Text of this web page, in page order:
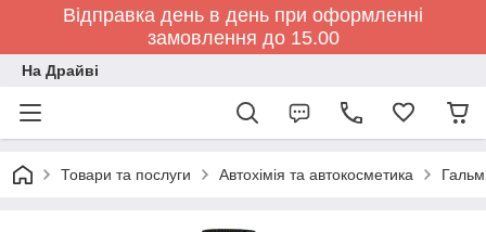
Відправка день в день при оформленні
замовлення до 15.00
На Драйві
Товари та послуги Автохімія та автокосметика